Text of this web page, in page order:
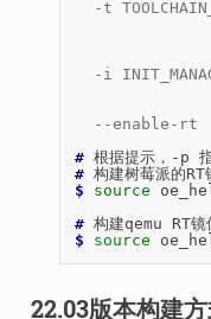
-t
-i
--enable-rt
# 根据提示，-p
#
$ source
# 构建qemu
$ source
22.03版本构建